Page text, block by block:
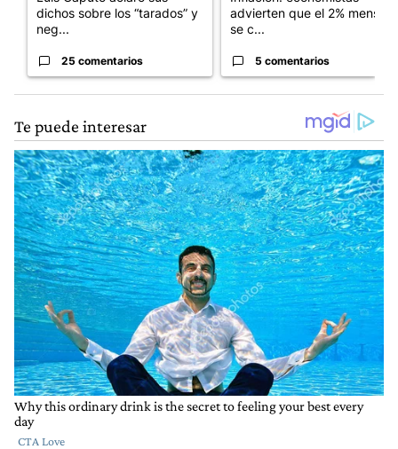
dichos sobre los “tarados” y
neg...
25 comentarios
advierten que el 2% mensual
se c...
5 comentarios